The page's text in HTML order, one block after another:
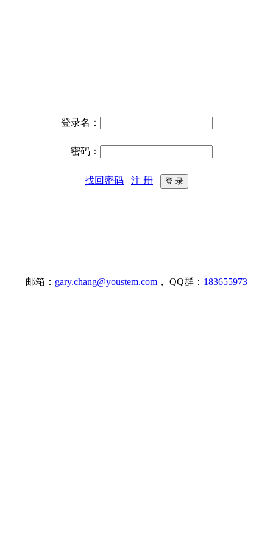
登录名：
密码：
找回密码 注 册
邮箱： gary.chang@youstem.com ， QQ群： 183655973